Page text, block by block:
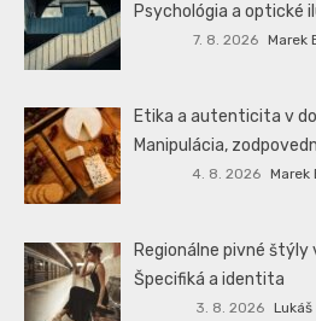
Psychológia a optické
7. 8. 2026 Marek
Etika a autenticita v
Manipulácia,
4. 8. 2026 Marek
Regionálne pivné štýly
Špecifiká a identita
3. 8. 2026 Lukáš